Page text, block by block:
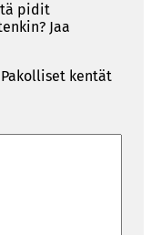
pidit
Jaa
Pakolliset kentät